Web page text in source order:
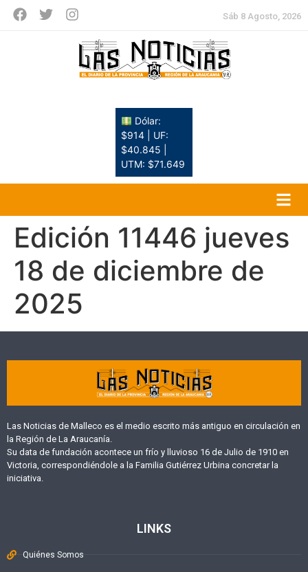
Sáb 8 Agosto, 2026
Dólar:
$914 | UF:
$40.845 |
UTM: $71.649
Edición 11446 jueves
18 de diciembre de
2025
Las Noticias de Malleco es el medio escrito más antiguo en circulación en
la Región de La Araucanía.
Su data de fundación acontece un frío y lluvioso 16 de Julio de 1910 en
Victoria, correspondiéndole a la Familia Gutiérrez Urbina concretar la
iniciativa.
LINKS
Quiénes Somos